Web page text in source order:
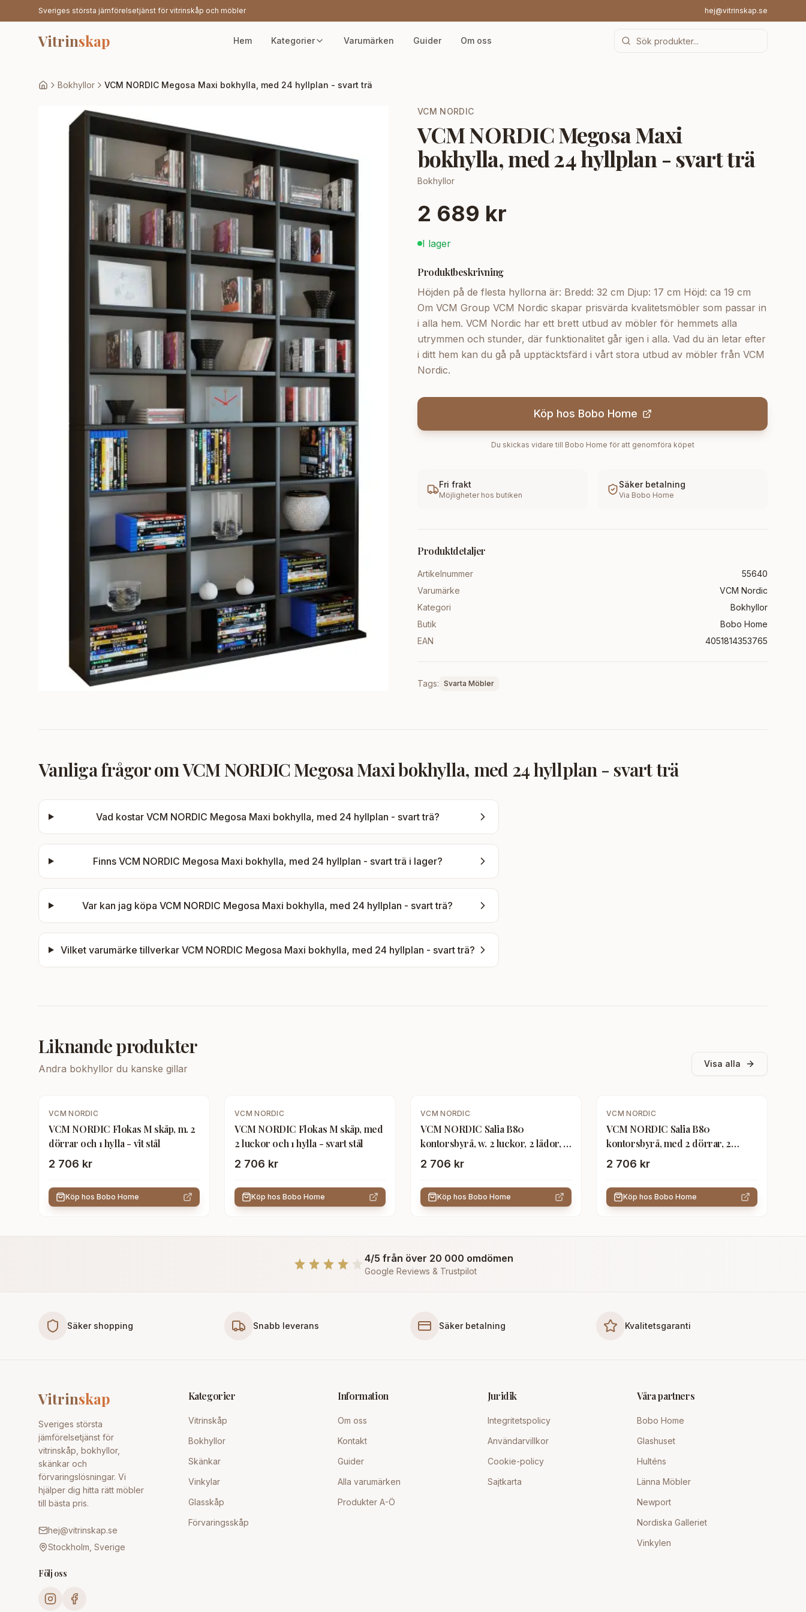
Sveriges största jämförelsetjänst för vitrinskåp och möbler hej@vitrinskap.se
Vitrinskap Hem Kategorier Varumärken Guider Om oss
Bokhyllor VCM NORDIC Megosa Maxi bokhylla, med 24 hyllplan - svart trä
VCM NORDIC
VCM NORDIC Megosa Maxi
bokhylla, med 24 hyllplan - svart trä
Bokhyllor
2 689 kr
I lager
Produktbeskrivning
Höjden på de flesta hyllorna är: Bredd: 32 cm Djup: 17 cm Höjd: ca 19 cm
Om VCM Group VCM Nordic skapar prisvärda kvalitetsmöbler som passar in
i alla hem. VCM Nordic har ett brett utbud av möbler för hemmets alla
utrymmen och stunder, där funktionalitet går igen i alla. Vad du än letar efter
i ditt hem kan du gå på upptäcktsfärd i vårt stora utbud av möbler från VCM
Nordic.
Köp hos Bobo Home
Du skickas vidare till Bobo Home för att genomföra köpet
Fri frakt
Möjligheter hos butiken
Säker betalning
Via Bobo Home
Produktdetaljer
Artikelnummer
55640
Varumärke
VCM Nordic
Kategori
Bokhyllor
Butik
Bobo Home
EAN
4051814353765
Tags: Svarta Möbler
Vanliga frågor omVCM NORDIC Megosa Maxi bokhylla, med 24 hyllplan - svart trä
Vad kostar VCM NORDIC Megosa Maxi bokhylla, med 24 hyllplan - svart trä?
Finns VCM NORDIC Megosa Maxi bokhylla, med 24 hyllplan - svart trä i lager?
Var kan jag köpaVCM NORDIC Megosa Maxi bokhylla, med 24 hyllplan - svart trä?
Vilket varumärke tillverkar VCM NORDIC Megosa Maxi bokhylla, med 24 hyllplan - svart trä?
Liknande produkter
Andra bokhyllor du kanske gillar Visa alla
VCM NORDIC
VCM NORDIC Flokas M skåp, m. 2
dörrar och 1 hylla - vit stål
2 706 kr
Köp hos Bobo Home
VCM NORDIC
VCM NORDIC Flokas M skåp, med
2 luckor och 1 hylla - svart stål
2 706 kr
Köp hos Bobo Home
VCM NORDIC
VCM NORDIC Salia B80
kontorsbyrå, w. 2 luckor, 2 lådor, 2
hyllor - vitt/naturträ
2 706 kr
Köp hos Bobo Home
VCM NORDIC
VCM NORDIC Salia B80
kontorsbyrå, med 2 dörrar, 2
lådor, 2 hyllplan -
2 706 kr
Köp hos Bobo Home
4/5 från över 20 000 omdömen
Google Reviews & Trustpilot
Säker shopping Snabb leverans Säker betalning Kvalitetsgaranti
Vitrinskap
Sveriges största
jämförelsetjänst för
vitrinskåp, bokhyllor,
skänkar och
förvaringslösningar. Vi
hjälper dig hitta rätt möbler
till bästa pris.
hej@vitrinskap.se
Stockholm, Sverige
Följ oss
Kategorier
Vitrinskåp
Bokhyllor
Skänkar
Vinkylar
Glasskåp
Förvaringsskåp
Information
Om oss
Kontakt
Guider
Alla varumärken
Produkter A-Ö
Juridik
Integritetspolicy
Användarvillkor
Cookie-policy
Sajtkarta
Våra partners
Bobo Home
Glashuset
Hulténs
Länna Möbler
Newport
Nordiska Galleriet
Vinkylen